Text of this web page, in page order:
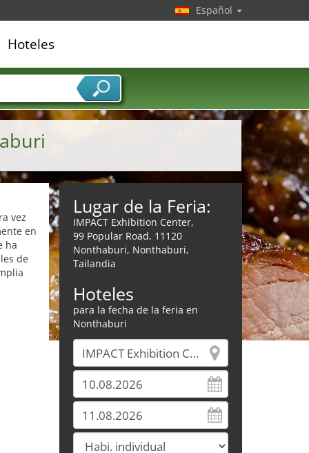
vez
en
ha
de
Lugar de la Feria:
IMPACT Exhibition Center,
99 Popular Road, 11120
Nonthaburi, Nonthaburi,
Tailandia
Hoteles
para la fecha de la feria en
Nonthaburi
Español
Hoteles
de servicios